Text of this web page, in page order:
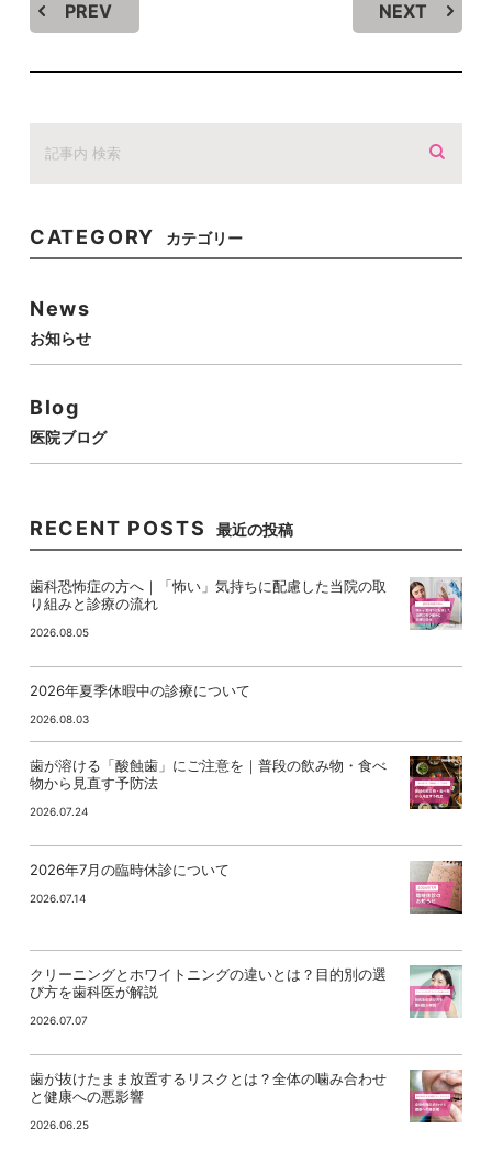
PREV NEXT
CATEGORY カテゴリー
News
お知らせ
Blog
医院ブログ
RECENT POSTS 最近の投稿
歯科恐怖症の方へ｜「怖い」気持ちに配慮した当院の取
り組みと診療の流れ
2026.08.05
2026年夏季休暇中の診療について
2026.08.03
歯が溶ける「酸蝕歯」にご注意を｜普段の飲み物・食べ
物から見直す予防法
2026.07.24
2026年7月の臨時休診について
2026.07.14
クリーニングとホワイトニングの違いとは？目的別の選
び方を歯科医が解説
2026.07.07
歯が抜けたまま放置するリスクとは？全体の噛み合わせ
と健康への悪影響
2026.06.25